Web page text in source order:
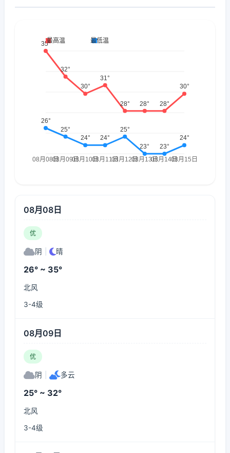
08月08日
优
阴 晴
26° ~ 35°
北风
3-4级
08月09日
优
阴 多云
25° ~ 32°
北风
3-4级